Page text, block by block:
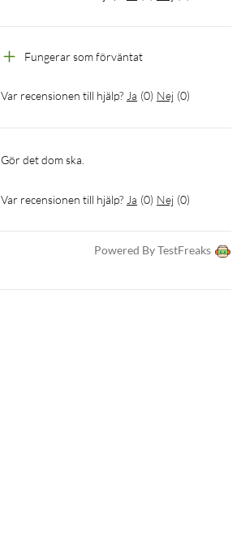
Fungerar som förväntat
Var recensionen till hjälp? Ja (0) Nej (0)
Gör det dom ska.
Var recensionen till hjälp? Ja (0) Nej (0)
Powered By TestFreaks